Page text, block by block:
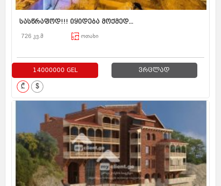
სასწრაფოდ!!! იყიდება მოქმედ...
726 კვ.მ ოთახი
14000000 GEL ვრცლად
₾ $